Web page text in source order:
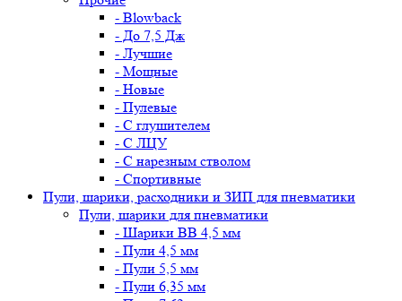
- Blowback
- До 7,5 Дж
- Лучшие
- Мощные
- Новые
- Пулевые
- С глушителем
- С ЛЦУ
- С нарезным стволом
- Спортивные
Пули, шарики, расходники и ЗИП для пневматики
Пули, шарики для пневматики
- Шарики BB 4,5 мм
- Пули 4,5 мм
- Пули 5,5 мм
- Пули 6,35 мм